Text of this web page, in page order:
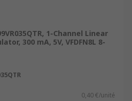
1-Channel Linear
300 mA, 5V, VFDFN8L 8-
0,40 €/unité